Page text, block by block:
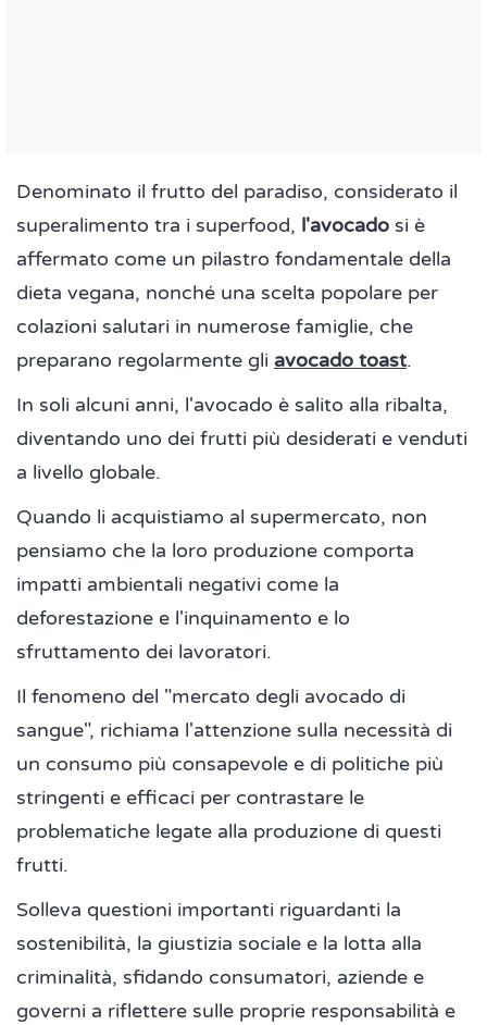
Denominato il frutto del paradiso, considerato il
superalimento tra i superfood, l'avocado si è
affermato come un pilastro fondamentale della
dieta vegana, nonché una scelta popolare per
colazioni salutari in numerose famiglie, che
preparano regolarmente gli avocado toast.
In soli alcuni anni, l'avocado è salito alla ribalta,
diventando uno dei frutti più desiderati e venduti
a livello globale.
Quando li acquistiamo al supermercato, non
pensiamo che la loro produzione comporta
impatti ambientali negativi come la
deforestazione e l'inquinamento e lo
sfruttamento dei lavoratori.
Il fenomeno del "mercato degli avocado di
sangue", richiama l'attenzione sulla necessità di
un consumo più consapevole e di politiche più
stringenti e efficaci per contrastare le
problematiche legate alla produzione di questi
frutti.
Solleva questioni importanti riguardanti la
sostenibilità, la giustizia sociale e la lotta alla
criminalità, sfidando consumatori, aziende e
governi a riflettere sulle proprie responsabilità e